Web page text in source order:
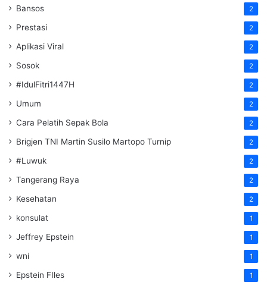
Bansos 2
Prestasi 2
Aplikasi Viral 2
Sosok 2
#IdulFitri1447H 2
Umum 2
Cara Pelatih Sepak Bola 2
Brigjen TNI Martin Susilo Martopo Turnip 2
#Luwuk 2
Tangerang Raya 2
Kesehatan 2
konsulat 1
Jeffrey Epstein 1
wni 1
Epstein FIles 1